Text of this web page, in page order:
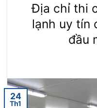
Địa chỉ thi
lạnh uy tín
đầu
24
Th1